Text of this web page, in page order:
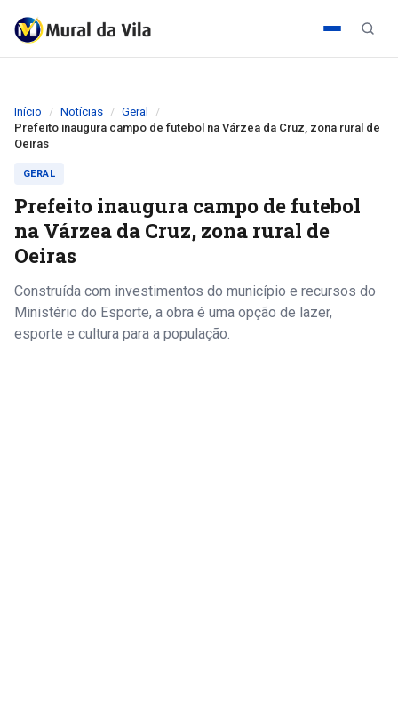
Início Notícias
Geral
Prefeito inaugura campo de futebol na Várzea da Cruz, zona rural de
Oeiras
GERAL
Prefeito inaugura campo de futebol
na Várzea da Cruz, zona rural de
Oeiras
Construída com investimentos do município e recursos do
Ministério do Esporte, a obra é uma opção de lazer,
esporte e cultura para a população.